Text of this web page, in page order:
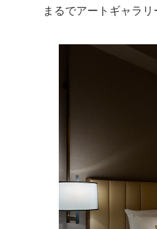
まるでアートギャラリ